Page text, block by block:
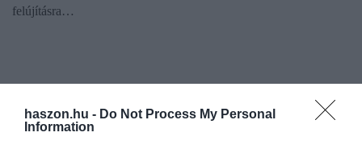
haszon.hu - Do Not Process My Personal
Information
felújításra…